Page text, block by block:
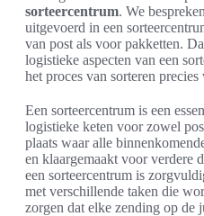
sorteercentrum. We
uitgevoerd in een
van post als voor pakketten.
logistieke aspecten van een
het proces van sorteren precies
Een sorteercentrum is een
logistieke keten voor zowel
plaats waar alle
en klaargemaakt voor verdere
een sorteercentrum is
met verschillende taken die
zorgen dat elke zending op de